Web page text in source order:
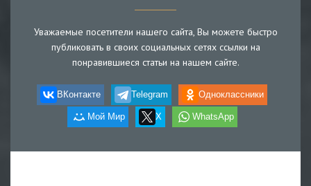
Уважаемые посетители нашего сайта, Вы можете быстро
публиковать в своих социальных сетях ссылки на
понравившиеся статьи на нашем сайте.
ВКонтакте Telegram Одноклассники
Мой Мир X WhatsApp